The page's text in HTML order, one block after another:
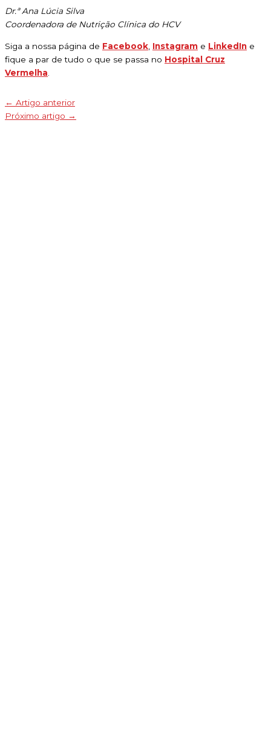
Dr.ª Ana Lúcia Silva
Coordenadora de Nutrição Clínica do HCV
Siga a nossa página de Facebook Instagram e LinkedIn e
fique a par de tudo o que se passa no Hospital Cruz
Vermelha
← Artigo anterior
Próximo artigo →